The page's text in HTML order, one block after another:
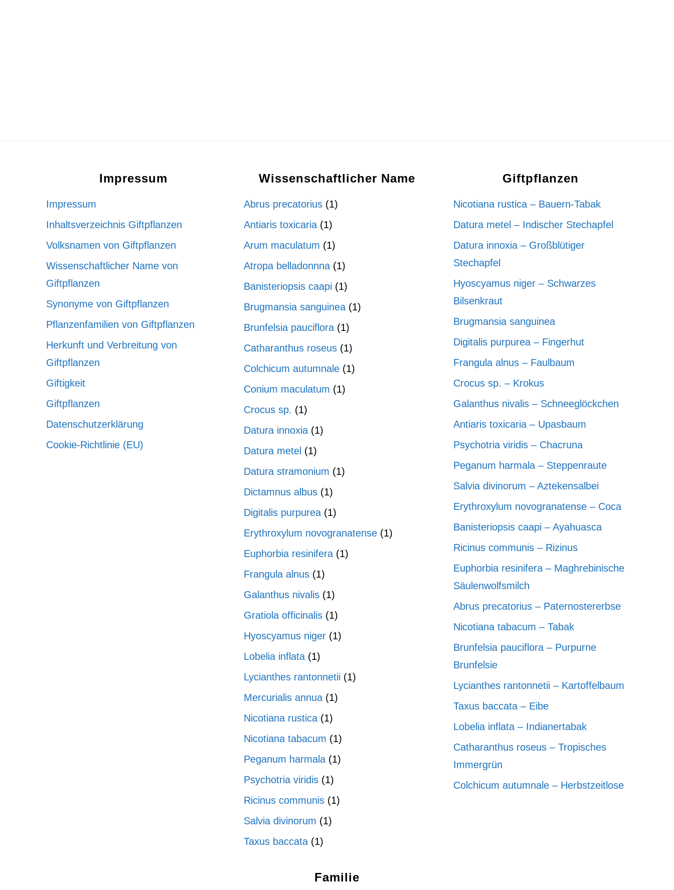
Impressum
Impressum
Inhaltsverzeichnis Giftpflanzen
Volksnamen von Giftpflanzen
Wissenschaftlicher Name von
Giftpflanzen
Synonyme von Giftpflanzen
Pflanzenfamilien von Giftpflanzen
Herkunft und Verbreitung von
Giftpflanzen
Giftigkeit
Giftpflanzen
Datenschutzerklärung
Cookie-Richtlinie (EU)
Wissenschaftlicher Name
Abrus precatorius (1)
Antiaris toxicaria (1)
Arum maculatum (1)
Atropa belladonnna (1)
Banisteriopsis caapi (1)
Brugmansia sanguinea (1)
Brunfelsia pauciflora (1)
Catharanthus roseus (1)
Colchicum autumnale (1)
Conium maculatum (1)
Crocus sp. (1)
Datura innoxia (1)
Datura metel (1)
Datura stramonium (1)
Dictamnus albus (1)
Digitalis purpurea (1)
Erythroxylum novogranatense (1)
Euphorbia resinifera (1)
Frangula alnus (1)
Galanthus nivalis (1)
Gratiola officinalis (1)
Hyoscyamus niger (1)
Lobelia inflata (1)
Lycianthes rantonnetii (1)
Mercurialis annua (1)
Nicotiana rustica (1)
Nicotiana tabacum (1)
Peganum harmala (1)
Psychotria viridis (1)
Ricinus communis (1)
Salvia divinorum (1)
Taxus baccata (1)
Familie
Giftpflanzen
Nicotiana rustica – Bauern-Tabak
Datura metel – Indischer Stechapfel
Datura innoxia – Großblütiger
Stechapfel
Hyoscyamus niger – Schwarzes
Bilsenkraut
Brugmansia sanguinea
Digitalis purpurea – Fingerhut
Frangula alnus – Faulbaum
Crocus sp. – Krokus
Galanthus nivalis – Schneeglöckchen
Antiaris toxicaria – Upasbaum
Psychotria viridis – Chacruna
Peganum harmala – Steppenraute
Salvia divinorum – Aztekensalbei
Erythroxylum novogranatense – Coca
Banisteriopsis caapi – Ayahuasca
Ricinus communis – Rizinus
Euphorbia resinifera – Maghrebinische
Säulenwolfsmilch
Abrus precatorius – Paternostererbse
Nicotiana tabacum – Tabak
Brunfelsia pauciflora – Purpurne
Brunfelsie
Lycianthes rantonnetii – Kartoffelbaum
Taxus baccata – Eibe
Lobelia inflata – Indianertabak
Catharanthus roseus – Tropisches
Immergrün
Colchicum autumnale – Herbstzeitlose